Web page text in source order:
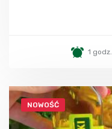
1 godz.
NOWOŚĆ